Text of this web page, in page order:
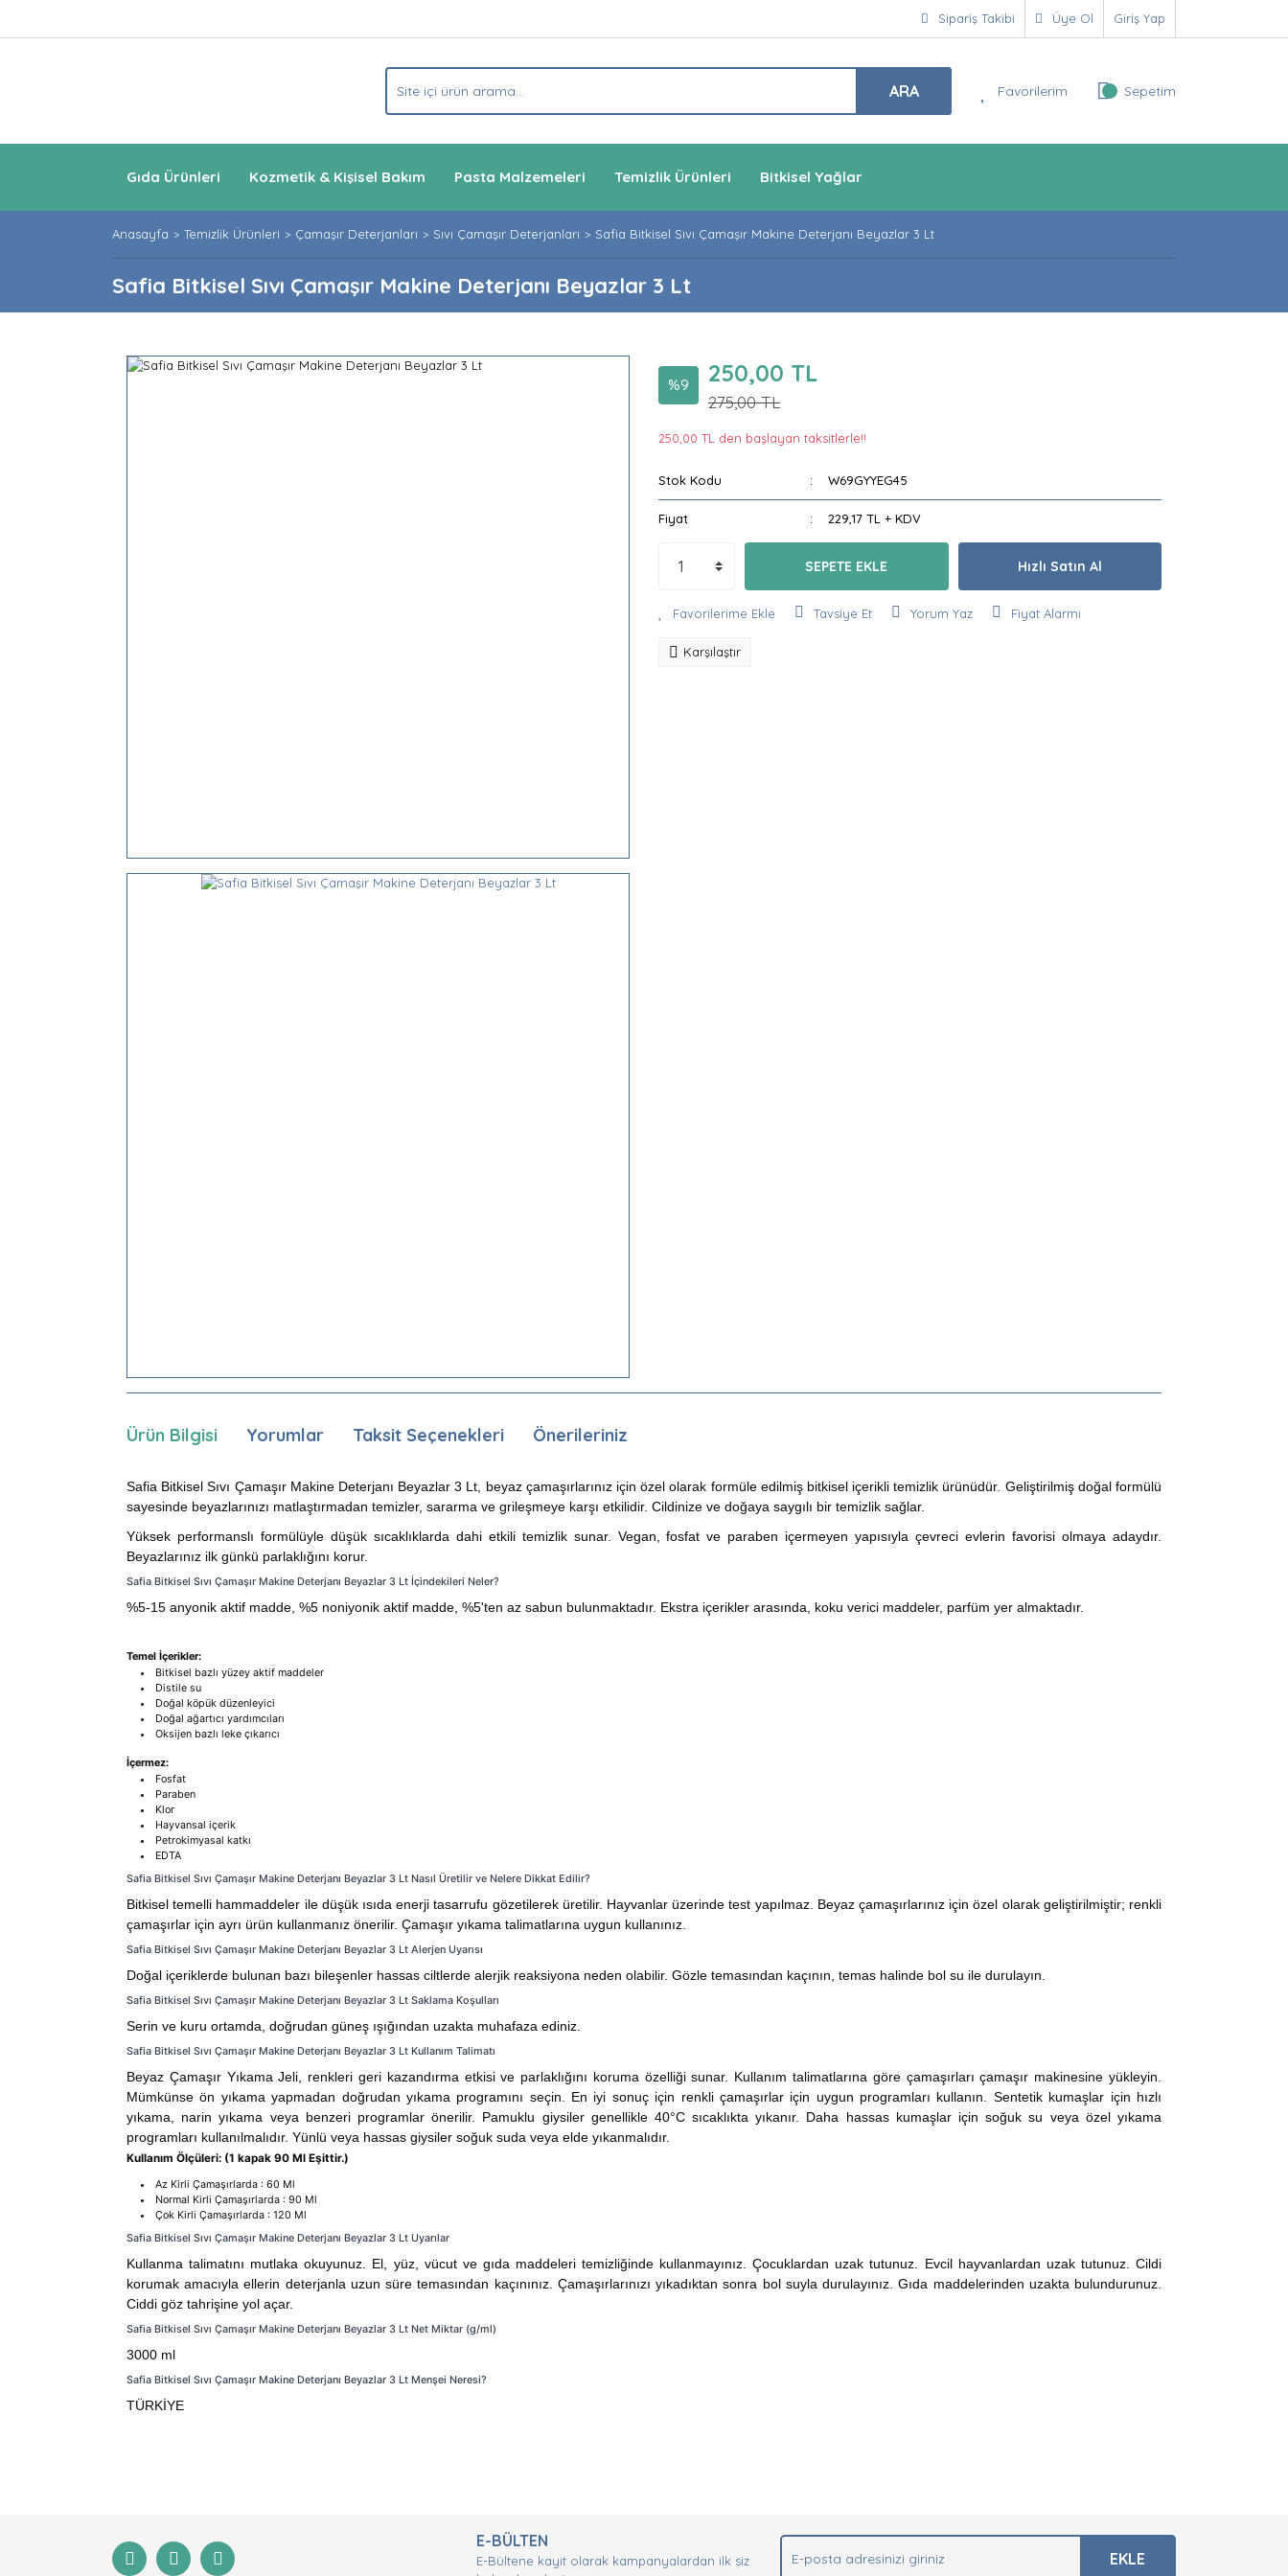
Sipariş Takibi Üye Ol Giriş Yap
ARA Favorilerim Sepetim
Gıda Ürünleri Kozmetik & Kişisel Bakım Pasta Malzemeleri Temizlik Ürünleri Bitkisel Yağlar
Anasayfa Temizlik Ürünleri Çamaşır Deterjanları Sıvı Çamaşır Deterjanları Safia Bitkisel Sıvı Çamaşır Makine Deterjanı Beyazlar 3 Lt
Safia Bitkisel Sıvı Çamaşır Makine Deterjanı Beyazlar 3 Lt
%9 250,00 TL
275,00 TL
250,00 TL den başlayan taksitlerle!!
Stok Kodu W69GYYEG45
Fiyat 229,17 TL + KDV
SEPETE EKLE Hızlı Satın Al
Tavsiye Et Yorum Yaz Fiyat Alarmı
Karşılaştır
Ürün Bilgisi Yorumlar Taksit Seçenekleri Önerileriniz
Safia Bitkisel Sıvı Çamaşır Makine Deterjanı Beyazlar 3 Lt, beyaz çamaşırlarınız için özel olarak formüle edilmiş bitkisel içerikli temizlik ürünüdür. Geliştirilmiş doğal formülü
sayesinde beyazlarınızı matlaştırmadan temizler, sararma ve grileşmeye karşı etkilidir. Cildinize ve doğaya saygılı bir temizlik sağlar.
Yüksek performanslı formülüyle düşük sıcaklıklarda dahi etkili temizlik sunar. Vegan, fosfat ve paraben içermeyen yapısıyla çevreci evlerin favorisi olmaya adaydır.
Beyazlarınız ilk günkü parlaklığını korur.
Safia Bitkisel Sıvı Çamaşır Makine Deterjanı Beyazlar 3 Lt İçindekileri Neler?
%5-15 anyonik aktif madde, %5 noniyonik aktif madde, %5'ten az sabun bulunmaktadır. Ekstra içerikler arasında, koku verici maddeler, parfüm yer almaktadır.
Temel İçerikler:
Bitkisel bazlı yüzey aktif maddeler
Distile su
Doğal köpük düzenleyici
Doğal ağartıcı yardımcıları
Oksijen bazlı leke çıkarıcı
İçermez:
Fosfat
Paraben
Klor
Hayvansal içerik
Petrokimyasal katkı
EDTA
Safia Bitkisel Sıvı Çamaşır Makine Deterjanı Beyazlar 3 Lt Nasıl Üretilir ve Nelere Dikkat Edilir?
Bitkisel temelli hammaddeler ile düşük ısıda enerji tasarrufu gözetilerek üretilir. Hayvanlar üzerinde test yapılmaz. Beyaz çamaşırlarınız için özel olarak geliştirilmiştir; renkli
çamaşırlar için ayrı ürün kullanmanız önerilir. Çamaşır yıkama talimatlarına uygun kullanınız.
Safia Bitkisel Sıvı Çamaşır Makine Deterjanı Beyazlar 3 Lt Alerjen Uyarısı
Doğal içeriklerde bulunan bazı bileşenler hassas ciltlerde alerjik reaksiyona neden olabilir. Gözle temasından kaçının, temas halinde bol su ile durulayın.
Safia Bitkisel Sıvı Çamaşır Makine Deterjanı Beyazlar 3 Lt Saklama Koşulları
Serin ve kuru ortamda, doğrudan güneş ışığından uzakta muhafaza ediniz.
Safia Bitkisel Sıvı Çamaşır Makine Deterjanı Beyazlar 3 Lt Kullanım Talimatı
Beyaz Çamaşır Yıkama Jeli, renkleri geri kazandırma etkisi ve parlaklığını koruma özelliği sunar. Kullanım talimatlarına göre çamaşırları çamaşır makinesine yükleyin.
Mümkünse ön yıkama yapmadan doğrudan yıkama programını seçin. En iyi sonuç için renkli çamaşırlar için uygun programları kullanın. Sentetik kumaşlar için hızlı
yıkama, narin yıkama veya benzeri programlar önerilir. Pamuklu giysiler genellikle 40°C sıcaklıkta yıkanır. Daha hassas kumaşlar için soğuk su veya özel yıkama
programları kullanılmalıdır. Yünlü veya hassas giysiler soğuk suda veya elde yıkanmalıdır.
Kullanım Ölçüleri: (1 kapak 90 Ml Eşittir.)
Az Kirli Çamaşırlarda : 60 Ml
Normal Kirli Çamaşırlarda : 90 Ml
Çok Kirli Çamaşırlarda : 120 Ml
Safia Bitkisel Sıvı Çamaşır Makine Deterjanı Beyazlar 3 Lt Uyarılar
Kullanma talimatını mutlaka okuyunuz. El, yüz, vücut ve gıda maddeleri temizliğinde kullanmayınız. Çocuklardan uzak tutunuz. Evcil hayvanlardan uzak tutunuz. Cildi
korumak amacıyla ellerin deterjanla uzun süre temasından kaçınınız. Çamaşırlarınızı yıkadıktan sonra bol suyla durulayınız. Gıda maddelerinden uzakta bulundurunuz.
Ciddi göz tahrişine yol açar.
Safia Bitkisel Sıvı Çamaşır Makine Deterjanı Beyazlar 3 Lt Net Miktar (g/ml)
3000 ml
Safia Bitkisel Sıvı Çamaşır Makine Deterjanı Beyazlar 3 Lt Menşei Neresi?
TÜRKİYE
Ürün açıklamasında eksik bilgiler bulunuyor.
E-BÜLTEN
E-Bültene kayıt olarak kampanyalardan ilk siz
EKLE